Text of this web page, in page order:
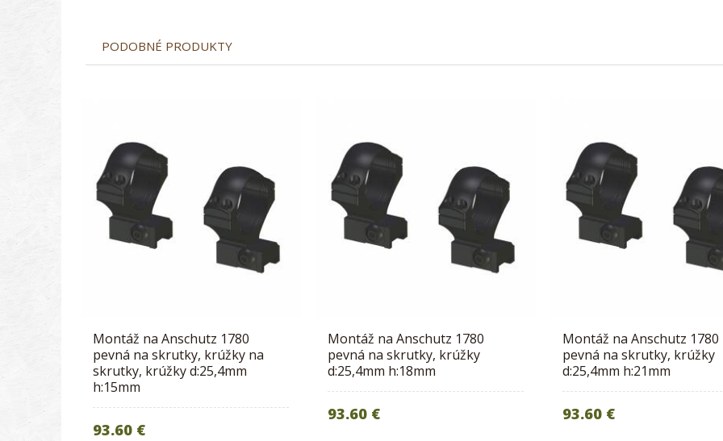
PODOBNÉ PRODUKTY
Montáž na Anschutz 1780
pevná na skrutky, krúžky na
skrutky, krúžky d:25,4mm
h:15mm
93.60 €
Montáž na Anschutz 1780
pevná na skrutky, krúžky
d:25,4mm h:18mm
93.60 €
Montáž na Anschutz 1780
pevná na skrutky, krúžky
d:25,4mm h:21mm
93.60 €